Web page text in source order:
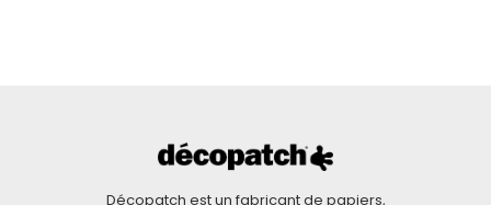
Décopatch est un fabricant de papiers,